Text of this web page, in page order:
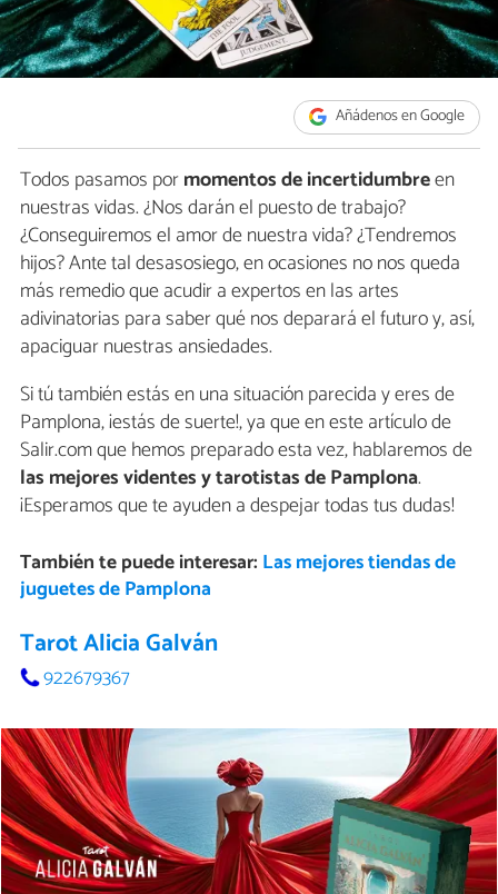
Añádenos en Google
Todos pasamos pormomentos de incertidumbreen
nuestras vidas. ¿Nos darán el puesto de trabajo?
¿Conseguiremos el amor de nuestra vida? ¿Tendremos
hijos? Ante tal desasosiego, en ocasiones no nos queda
más remedio que acudir a expertos en las artes
adivinatorias para saber qué nos deparará el futuro y, así,
apaciguar nuestras ansiedades.
Si tú también estás en una situación parecida y eres de
Pamplona, ¡estás de suerte!, ya que en este artículo de
Salir.com que hemos preparado esta vez, hablaremos de
las mejores videntes y tarotistas de Pamplona.
¡Esperamos que te ayuden a despejar todas tus dudas!
También te puede interesar: Las mejores tiendas de
juguetes de Pamplona
Tarot Alicia Galván
922679367